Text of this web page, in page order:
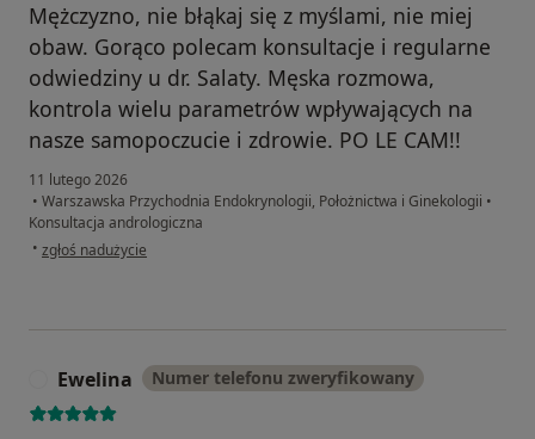
Mężczyzno, nie błąkaj się z myślami, nie miej
obaw. Gorąco polecam konsultacje i regularne
odwiedziny u dr. Salaty. Męska rozmowa,
kontrola wielu parametrów wpływających na
nasze samopoczucie i zdrowie. PO LE CAM!!
11 lutego 2026
• Warszawska Przychodnia Endokrynologii, Położnictwa i Ginekologii •
Konsultacja andrologiczna
• w opinii użytkownika Kj
zgłoś nadużycie
Ewelina Numer telefonu zweryfikowany